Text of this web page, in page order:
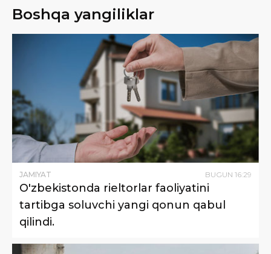
Boshqa yangiliklar
JAMIYAT BUGUN 16:29
O'zbekistonda rieltorlar faoliyatini
tartibga soluvchi yangi qonun qabul
qilindi.